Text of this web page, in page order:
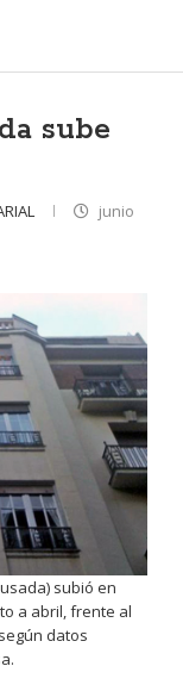
sube
junio
subió en
a abril, frente al
datos